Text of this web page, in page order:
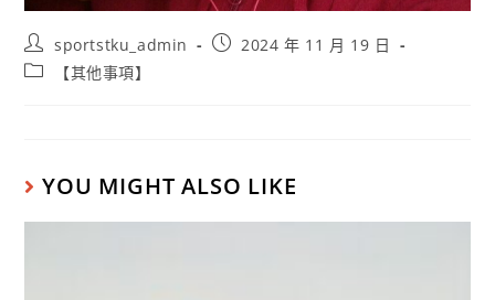
sportstku_admin
2024 年 11 月 19 日
【其他事項】
YOU MIGHT ALSO LIKE